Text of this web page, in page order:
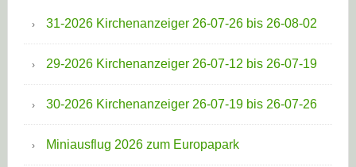
31-2026 Kirchenanzeiger 26-07-26 bis 26-08-02
29-2026 Kirchenanzeiger 26-07-12 bis 26-07-19
30-2026 Kirchenanzeiger 26-07-19 bis 26-07-26
Miniausflug 2026 zum Europapark